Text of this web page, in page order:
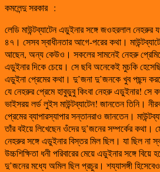
কমলেন্দু সরকার :
লেডি মাউন্টব্যাটেন এডুইনার সঙ্গে জওহরলাল
৪৭। সেসব স্বাধীনতার আগে-পরের কথা।
আছেন, অন্য কেউও। সকলের সামনেই নেহরু
এডুইনার দিকে চেয়ে। সে ছবি অনেকেই মুচকি
এডুইনা প্রেমের কথা। দু’জনা দু’জনকে খুব পছন্দ
যে নেহরুর প্রেমে হাবুডুবু কিংবা নেহরু এডুইনার! সে
ভাইসরয় লর্ড লুইস মাউন্টব্যাটেন! জানতেন তিনি।
প্রেমের ব্যাপারস্যাপার সন্তানরাও জানতেন।
তাঁর বইয়ে লিখেছেন ওঁদের দু’জনের সম্পর্কের কথা।
নেহরুর সঙ্গে এডুইনার বিস্তর মিল ছিল। যা ছিল না
উচ্চশিক্ষিতা ধনী পরিবারের মেয়ে এডুইনার সঙ্গে বিয়ে
দু’জনের মধ্যে অমিল ছিল প্রচুর। শয্যাসঙ্গী